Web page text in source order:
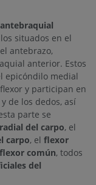
situados en el
antebrazo,
anterior. Estos
epicóndilo medial
y participan en
de los dedos, así
parte se
del carpo, el
carpo, el flexor
común, todos
del